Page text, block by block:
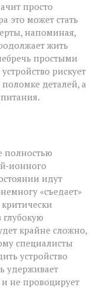
скажет
спасибо:
хранения
гаджета
просто
это может стать
напоминая,
жить
простыми
рискует
деталей, а
полностью
идут
«съедает»
глубокую
крайне сложно,
специалисты
устройство
удерживает
не провоцирует